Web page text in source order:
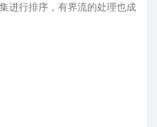
进行排序，有界流的处理也成